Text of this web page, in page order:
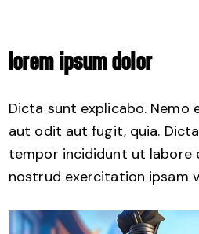
LOREM IPSUM DOLOR
Dicta sunt explicabo.
aut odit aut fugit, quia.
tempor incididunt ut labore
nostrud exercitation ipsam